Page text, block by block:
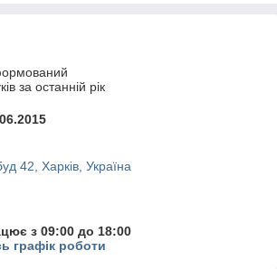
за останній рік
42, Харків, Україна
з 09:00 до 18:00
графік роботи